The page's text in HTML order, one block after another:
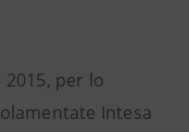
2015, per lo
Intesa